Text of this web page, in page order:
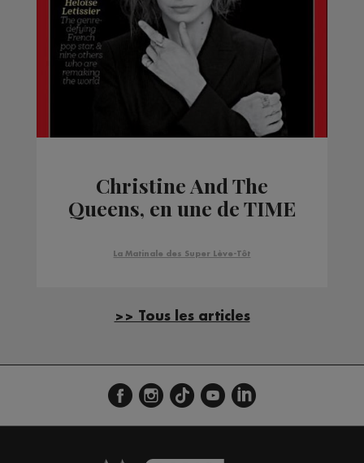
Christine And The
Queens, en une de TIME
La Matinale des Super Lève-Tôt
>> Tous les articles